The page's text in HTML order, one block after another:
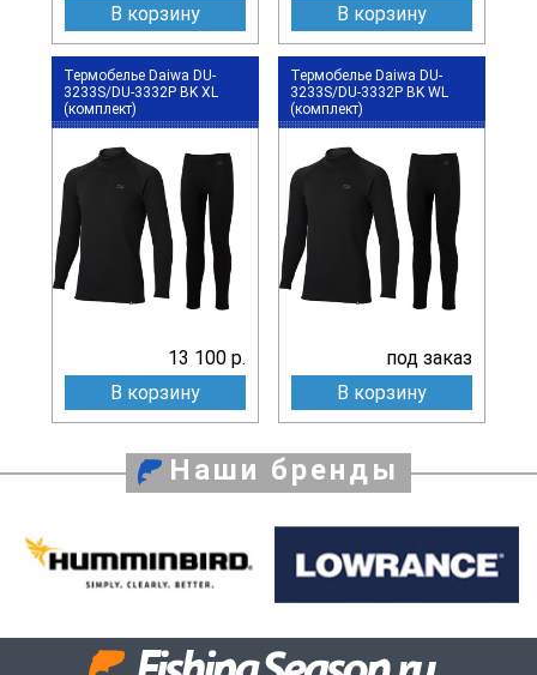
В корзину
В корзину
Термобелье Daiwa DU-
3233S/DU-3332P BK XL
(комплект)
13 100 р.
В корзину
Термобелье Daiwa DU-
3233S/DU-3332P BK WL
(комплект)
под заказ
В корзину
Наши бренды